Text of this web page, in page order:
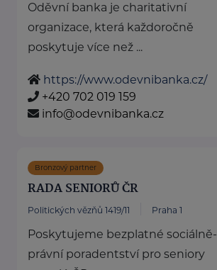
Oděvní banka je charitativní
organizace, která každoročně
poskytuje více než ...
https://www.odevnibanka.cz/
+420 702 019 159
info@odevnibanka.cz
Bronzový partner
RADA SENIORŮ ČR
Politických vězňů 1419/11 Praha 1
Poskytujeme bezplatné sociálně-
právní poradentství pro seniory